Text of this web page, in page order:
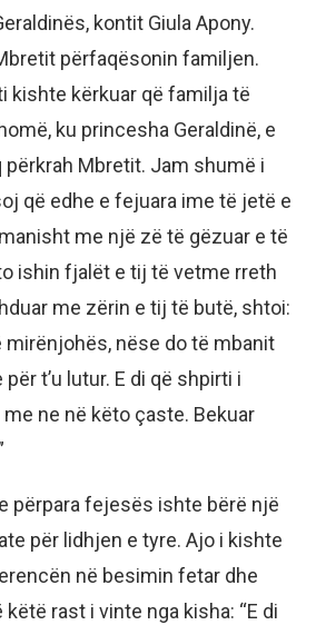
kontit Giula Apony.
përfaqësonin familjen.
kishte kërkuar që familja të
ku princesha Geraldinë, e
përkrah Mbretit. Jam shumë i
që edhe e fejuara ime të jetë e
me një zë të gëzuar e të
ishin fjalët e tij të vetme rreth
me zërin e tij të butë, shtoi:
mirënjohës, nëse do të mbanit
t’u lutur. E di që shpirti i
ne në këto çaste. Bekuar
përpara fejesës ishte bërë një
për lidhjen e tyre. Ajo i kishte
në besimin fetar dhe
rast i vinte nga kisha: “E di